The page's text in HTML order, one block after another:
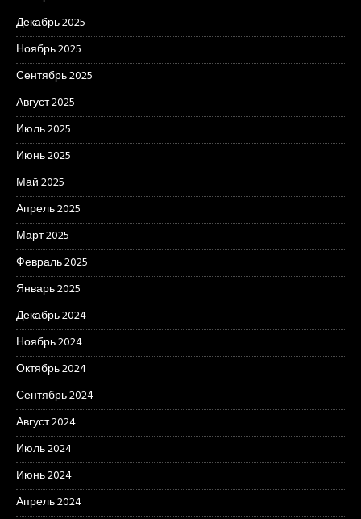
Декабрь 2025
Ноябрь 2025
Сентябрь 2025
Август 2025
Июль 2025
Июнь 2025
Май 2025
Апрель 2025
Март 2025
Февраль 2025
Январь 2025
Декабрь 2024
Ноябрь 2024
Октябрь 2024
Сентябрь 2024
Август 2024
Июль 2024
Июнь 2024
Апрель 2024